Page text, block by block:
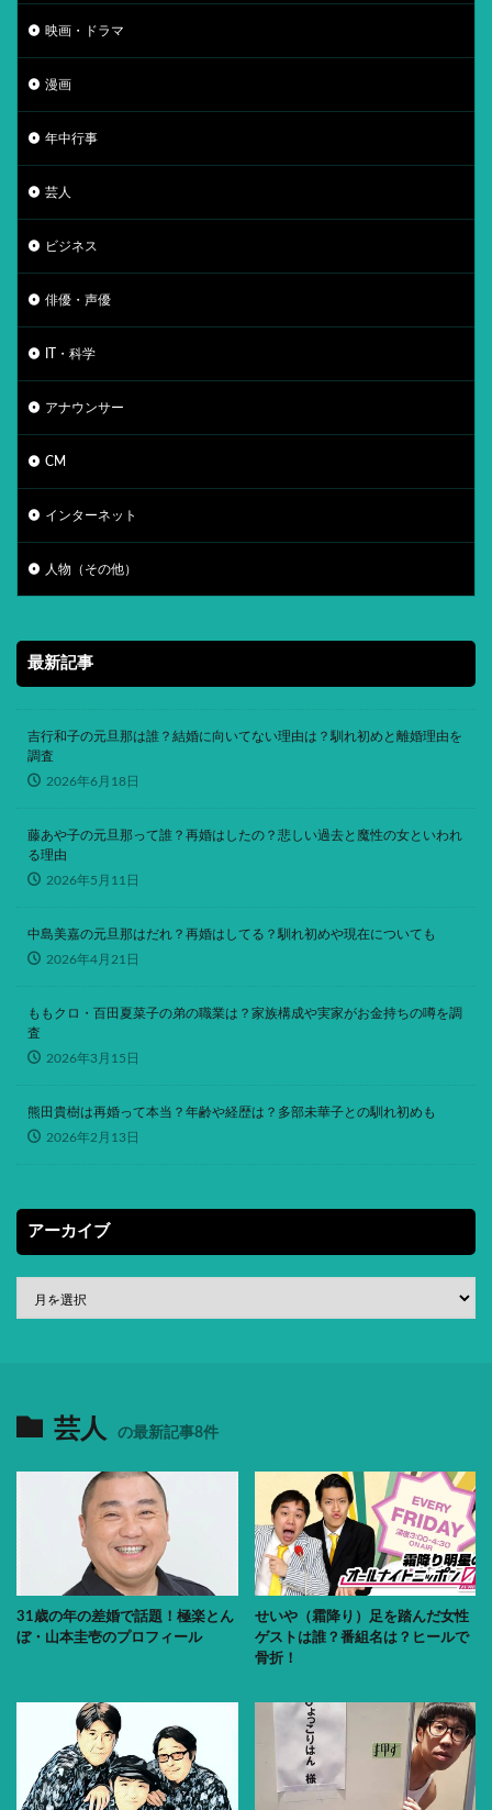
映画・ドラマ
漫画
年中行事
芸人
ビジネス
俳優・声優
IT・科学
アナウンサー
CM
インターネット
人物（その他）
最新記事
吉行和子の元旦那は誰？結婚に向いてない理由は？馴れ初めと離婚理由を
調査
2026年6月18日
藤あや子の元旦那って誰？再婚はしたの？悲しい過去と魔性の女といわれ
る理由
2026年5月11日
中島美嘉の元旦那はだれ？再婚はしてる？馴れ初めや現在についても
2026年4月21日
ももクロ・百田夏菜子の弟の職業は？家族構成や実家がお金持ちの噂を調
査
2026年3月15日
熊田貴樹は再婚って本当？年齢や経歴は？多部未華子との馴れ初めも
2026年2月13日
アーカイブ
芸人 の最新記事8件
31歳の年の差婚で話題！極楽とん
ぼ・山本圭壱のプロフィール
せいや（霜降り）足を踏んだ女性
ゲストは誰？番組名は？ヒールで
骨折！